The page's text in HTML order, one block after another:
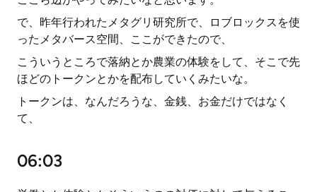
で、昨年行われたメタグリ研究所で、ロブロックスを使
ったメタバース空間、ここができたので、
こういうところで落納とか農業の体験をして、そこで先
ほどのトークンとかを配布していくみたいな。
トークンは、なんだろうな、金銭、お金だけではなく
て、
06:03